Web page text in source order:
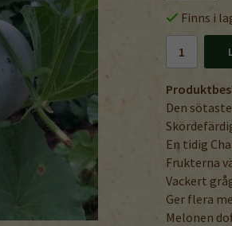
Finns i
Den
En tidig
Frukterna
Vackert
Ger flera
Melonen